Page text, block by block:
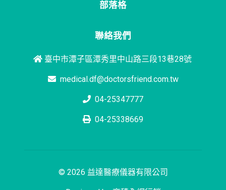
部落格
聯絡我們
臺中市潭子區潭秀里中山路三段13巷28號
medical.df@doctorsfriend.com.tw
04-25347777
04-25338669
© 2026 益達醫療儀器有限公司